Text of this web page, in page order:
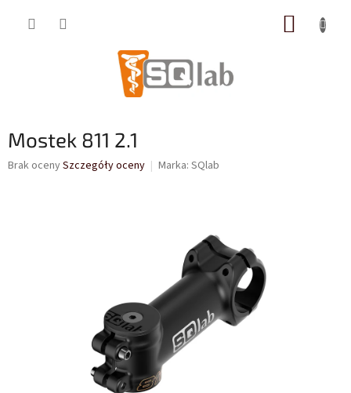
Mostek 811 2.1
Średnia
Brak ocenySzczegóły oceny Marka: SQlab